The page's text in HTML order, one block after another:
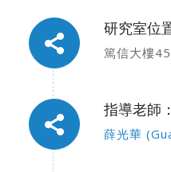
研究室位
篤信大樓
指導老師：
薛光華